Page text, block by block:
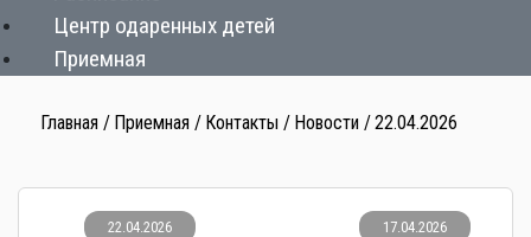
Центр одаренных детей
Приемная
Главная Приемная Контакты Новости 22.04.2026
22.04.2026 17.04.2026